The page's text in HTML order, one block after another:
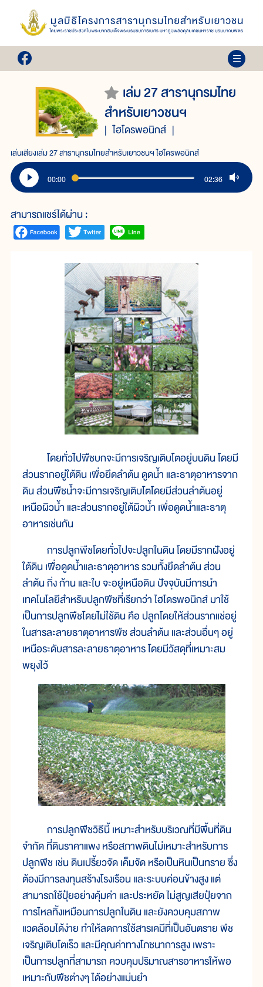
เล่ม 27 สารานุกรมไทย
สำหรับเยาวชนฯ
ไฮโดรพอนิกส์
เล่นเสียงเล่ม 27 สารานุกรมไทยสำหรับเยาวชนฯ ไฮโดรพอนิกส์
00:00 02:36
สามารถแชร์ได้ผ่าน :
โดยทั่วไปพืชบกจะมีการเจริญเติบโตอยู่บนดิน โดยมี
ส่วนรากอยู่ใต้ดิน เพื่อยึดลำต้น ดูดน้ำ และธาตุอาหารจาก
ดิน ส่วนพืชน้ำจะมีการเจริญเติบโตโดยมีส่วนลำต้นอยู่
เหนือผิวน้ำ และส่วนรากอยู่ใต้ผิวน้ำ เพื่อดูดน้ำและธาตุ
อาหารเช่นกัน
การปลูกพืชโดยทั่วไปจะปลูกในดิน โดยมีรากฝังอยู่
ใต้ดิน เพื่อดูดน้ำและธาตุอาหาร รวมทั้งยึดลำต้น ส่วน
ลำต้น กิ่ง ก้าน และใบ จะอยู่เหนือดิน ปัจจุบันมีการนำ
เทคโนโลยีสำหรับปลูกพืชที่เรียกว่า ไฮโดรพอนิกส์ มาใช้
เป็นการปลูกพืชโดยไม่ใช้ดิน คือ ปลูกโดยให้ส่วนรากแช่อยู่
ในสารละลายธาตุอาหารพืช ส่วนลำต้น และส่วนอื่นๆ อยู่
เหนือระดับสารละลายธาตุอาหาร โดยมีวัสดุที่เหมาะสม
พยุงไว้
การปลูกพืชวิธีนี้ เหมาะสำหรับบริเวณที่มีพื้นที่ดิน
จำกัด ที่ดินราคาแพง หรือสภาพดินไม่เหมาะสำหรับการ
ปลูกพืช เช่น ดินเปรี้ยวจัด เค็มจัด หรือเป็นหินเป็นทราย ซึ่ง
ต้องมีการลงทุนสร้างโรงเรือน และระบบค่อนข้างสูง แต่
สามารถใช้ปุ๋ยอย่างคุ้มค่า และประหยัด ไม่สูญเสียปุ๋ยจาก
การไหลทิ้งเหมือนการปลูกในดิน และยังควบคุมสภาพ
แวดล้อมได้ง่าย ทำให้ลดการใช้สารเคมีที่เป็นอันตราย พืช
เจริญเติบโตเร็ว และมีคุณค่าทางโภชนาการสูง เพราะ
เป็นการปลูกที่สามารถ ควบคุมปริมาณสารอาหารให้พอ
เหมาะกับพืชต่างๆ ได้อย่างแม่นยำ